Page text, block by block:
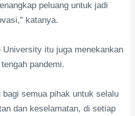
peluang untuk jadi
katanya.
itu juga menekankan
pandemi.
bagi semua pihak untuk selalu
dan keselamatan, di setiap